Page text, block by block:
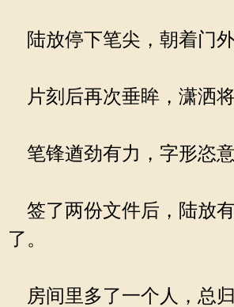
陆放停下笔尖，朝着门外
片刻后再次垂眸，潇洒将
笔锋遒劲有力，字形恣意
签了两份文件后，陆放
了。
房间里多了一个人，总